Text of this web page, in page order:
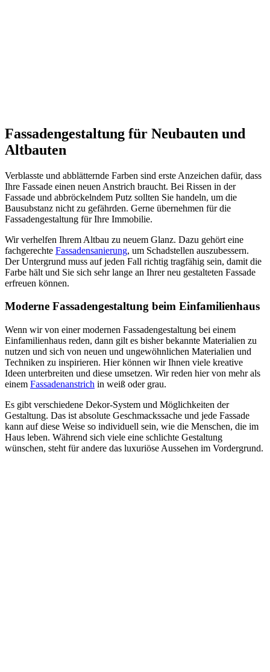
Fassadengestaltung für Neubauten und
Altbauten
Verblasste und abblätternde Farben sind erste Anzeichen dafür, dass
Ihre Fassade einen neuen Anstrich braucht. Bei Rissen in der
Fassade und abbröckelndem Putz sollten Sie handeln, um die
Bausubstanz nicht zu gefährden. Gerne übernehmen für die
Fassadengestaltung für Ihre Immobilie.
Wir verhelfen Ihrem Altbau zu neuem Glanz. Dazu gehört eine
fachgerechte Fassadensanierung, um Schadstellen auszubessern.
Der Untergrund muss auf jeden Fall richtig tragfähig sein, damit die
Farbe hält und Sie sich sehr lange an Ihrer neu gestalteten Fassade
erfreuen können.
Moderne Fassadengestaltung beim Einfamilienhaus
Wenn wir von einer modernen Fassadengestaltung bei einem
Einfamilienhaus reden, dann gilt es bisher bekannte Materialien zu
nutzen und sich von neuen und ungewöhnlichen Materialien und
Techniken zu inspirieren. Hier können wir Ihnen viele kreative
Ideen unterbreiten und diese umsetzen. Wir reden hier von mehr als
einem Fassadenanstrich in weiß oder grau.
Es gibt verschiedene Dekor-System und Möglichkeiten der
Gestaltung. Das ist absolute Geschmackssache und jede Fassade
kann auf diese Weise so individuell sein, wie die Menschen, die im
Haus leben. Während sich viele eine schlichte Gestaltung
wünschen, steht für andere das luxuriöse Aussehen im Vordergrund.